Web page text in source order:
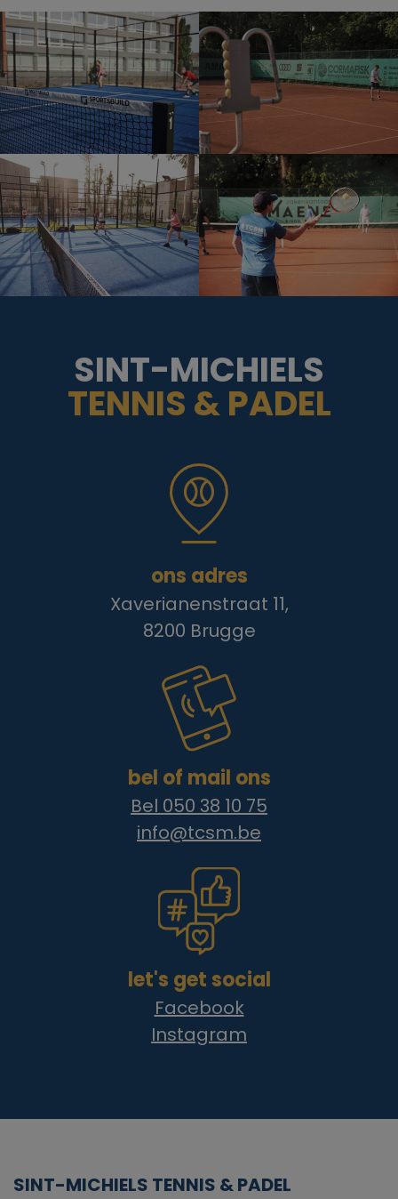
SINT-MICHIELS
TENNIS & PADEL
ons adres
Xaverianenstraat 11,
8200 Brugge
bel of mail ons
Bel 050 38 10 75
info@tcsm.be
let's get social
Facebook
Instagram
SINT-MICHIELS TENNIS & PADEL